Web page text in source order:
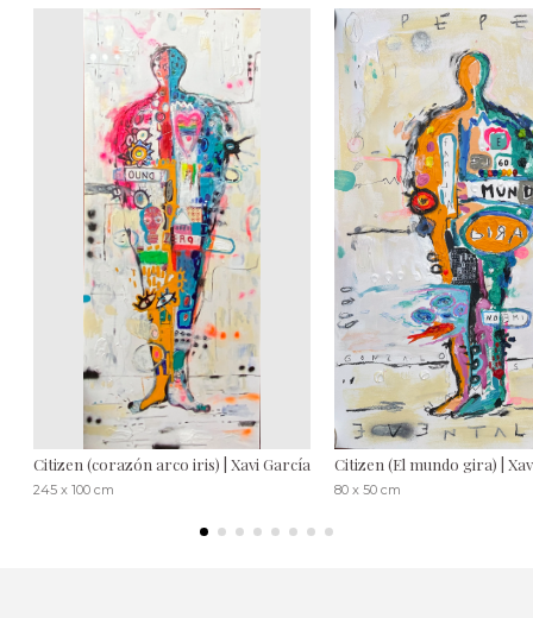
Citizen (corazón arco iris) | Xavi García
245 x 100 cm
Citizen (El mundo gira) |
80 x 50 cm